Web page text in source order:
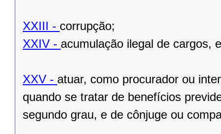
XXIII - corrupção;
XXIV - acumulação ilegal de cargos,
XXV - atuar, como procurador ou
quando se tratar de benefícios
segundo grau, e de cônjuge ou